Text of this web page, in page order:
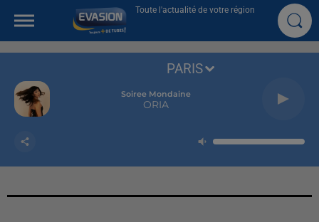
Toute l'actualité de votre région
Soiree Mondaine
ORIA
PARIS